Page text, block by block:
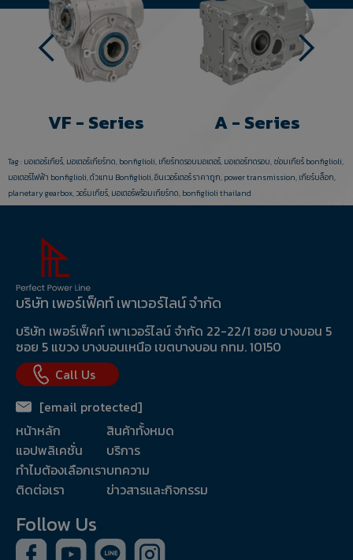
VF - Series A - Series
Tag : มอเตอร์เกียร์, มอเตอร์เกียร์ทด, bonfiglioli, เกียร์ทดรอบมอเตอร์, มอเตอร์ทดรอบ, ซ่อมเกียร์ bonfiglioli,
มอเตอร์ไฟฟ้า bonfiglioli,ตัวแทน Bonfiglioli,อินเวอร์เตอร์ ราคาถูก, power transmission, เกียร์บล็อก,
planetary gearbox, วอร์มเกียร์, มอเตอร์พร้อมเกียร์ทด, bonfiglioli thailand
บริษัท เพอร์เฟ็คท์ เพาเวอร์ไลน์ จำกัด
บริษัท เพอร์เฟ็คท์ เพาเวอร์ไลน์ จำกัด 22-22/1 ซอย บางบอน 5
ซอย 5 แขวง บางบอนเหนือ เขตบางบอน กทม. 10150
Call Us
[email protected]
หน้าหลัก
แอปพลิเคชั่น
ทำไมต้องเลือกเรา
ติดต่อเรา
สินค้าทั้งหมด
บริการ
บทความ
ข่าวสารและกิจกรรม
Follow Us